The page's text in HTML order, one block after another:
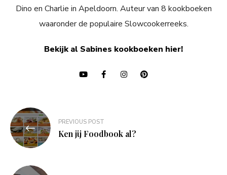
Dino en Charlie in Apeldoorn. Auteur van 8 kookboeken
waaronder de populaire Slowcookerreeks.
Bekijk al Sabines kookboeken hier!
Bericht
navigatie
PREVIOUS POST
Ken jij Foodbook al?